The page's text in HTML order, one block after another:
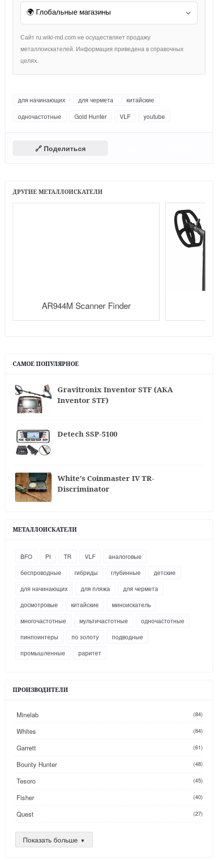
Сайт ru.wiki-md.com не осуществляет продажу
металлоискателей. Информация приведена в справочных
целях.
для начинающих для чермета
китайские
одночастотные
Gold Hunter VLF youtube
🔗 Поделиться
ДРУГИЕ МЕТАЛЛОИСКАТЕЛИ
AR944M Scanner Finder
САМОЕ ПОПУЛЯРНОЕ
Gravitronix Inventor STF (АКА
Inventor STF)
Detech SSP-5100
White's Coinmaster IV TR-
Discriminator
МЕТАЛЛОИСКАТЕЛИ
BFO PI TR VLF
аналоговые
беспроводные
гибриды глубинные
детские
для начинающих
для пляжа
для чермета
досмотровые
китайские
миноискатель
многочастотные
мультичастотные
одночастотные
пинпоинтеры
по золоту
подводные
промышленные
раритет
ПРОИЗВОДИТЕЛИ
Minelab (84)
Whites (84)
Garrett (61)
Bounty Hunter (48)
Tesoro (45)
Fisher (40)
Quest (27)
Golden Mask
Nokta
Показать больше